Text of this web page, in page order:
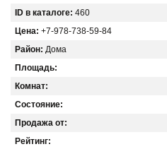
ID в каталоге: 460
Цена: +7-978-738-59-84
Район: Дома
Площадь:
Комнат:
Состояние:
Продажа от:
Рейтинг: